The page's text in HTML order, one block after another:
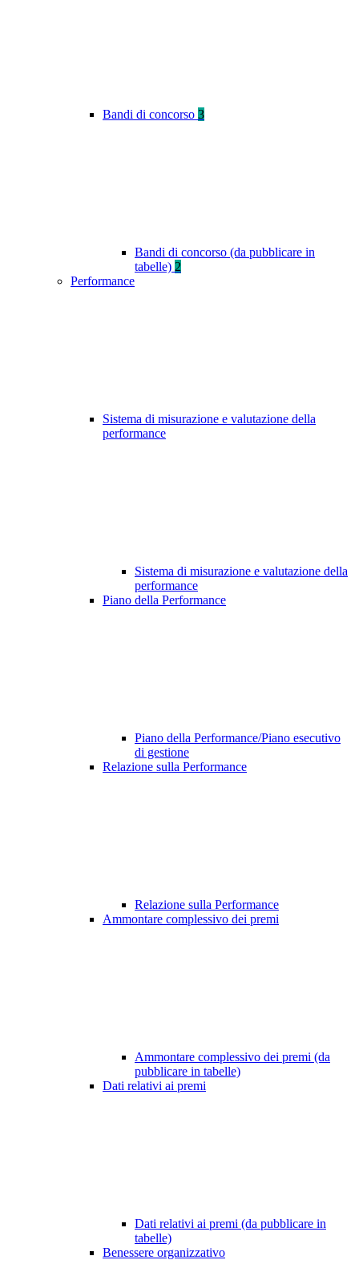
Bandi di concorso 3
Bandi di concorso (da pubblicare in
tabelle) 2
Performance
Sistema di misurazione e valutazione della
performance
Sistema di misurazione e valutazione della
performance
Piano della Performance
Piano della Performance/Piano esecutivo
di gestione
Relazione sulla Performance
Relazione sulla Performance
Ammontare complessivo dei premi
Ammontare complessivo dei premi (da
pubblicare in tabelle)
Dati relativi ai premi
Dati relativi ai premi (da pubblicare in
tabelle)
Benessere organizzativo